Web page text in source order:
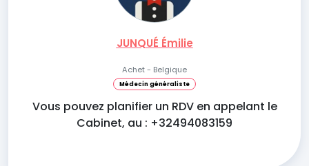
JUNQUÉ Émilie
Achet - Belgique
Médecin généraliste
Vous pouvez planifier un RDV en appelant le
Cabinet, au : +32494083159